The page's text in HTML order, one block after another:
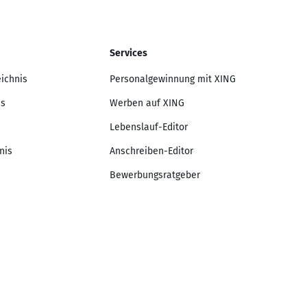
Services
Personalgewinnung mit XING
Werben auf XING
Lebenslauf-Editor
Anschreiben-Editor
Bewerbungsratgeber